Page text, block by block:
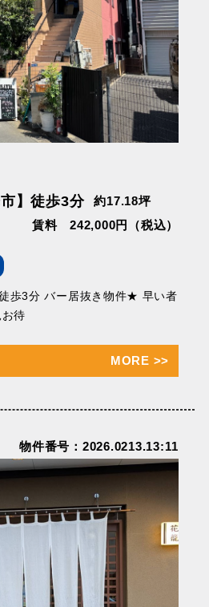
】徒歩3分
約17.18坪
賃料 242,000円（税込）
歩3分 バー居抜き物件★ 早い者
待
MORE >>
物件番号：2026.0213.13:11